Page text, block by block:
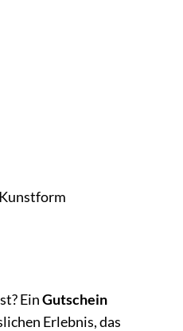
EinGutschein
Erlebnis, das